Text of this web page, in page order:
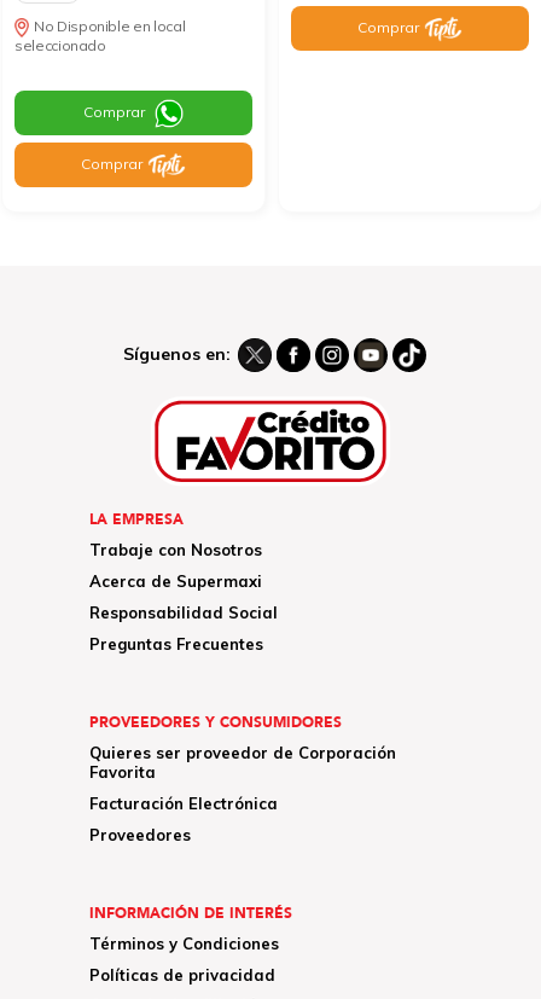
No Disponible en local
seleccionado
Comprar
Comprar
Comprar
Síguenos en:
LA EMPRESA
Trabaje con Nosotros
Acerca de Supermaxi
Responsabilidad Social
Preguntas Frecuentes
PROVEEDORES Y CONSUMIDORES
Quieres ser proveedor de Corporación
Favorita
Facturación Electrónica
Proveedores
INFORMACIÓN DE INTERÉS
Términos y Condiciones
Políticas de privacidad